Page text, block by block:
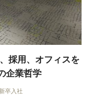
採用、オフィスを
企業哲学
新卒入社